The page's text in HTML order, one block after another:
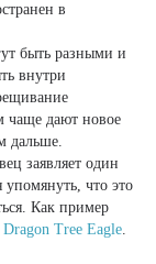
в
быть разными и
внутри
чаще дают новое
дальше.
заявляет один
упомянуть, что это
Как пример
Tree Eagle.